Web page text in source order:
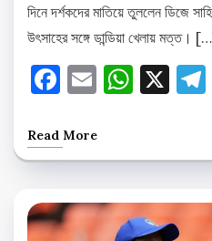
দিনে দর্শকদের মাতিয়ে তুললেন ডিজে
উৎসাহের সঙ্গে ডান্ডিয়া খেলায় মত্ত।
Facebook
EmailX
Read More